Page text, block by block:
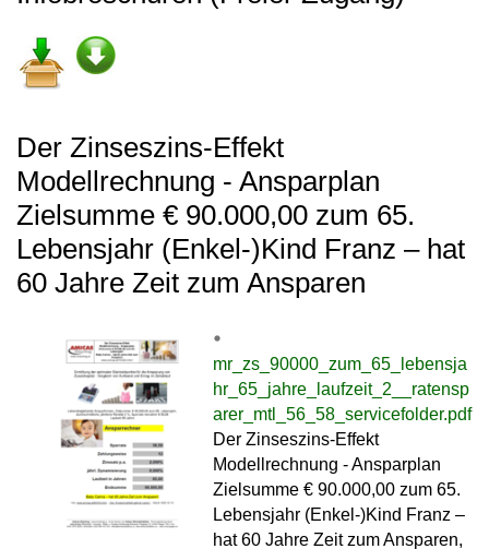
Der Zinseszins-Effekt
Modellrechnung - Ansparplan
Zielsumme € 90.000,00 zum 65.
Lebensjahr (Enkel-)Kind Franz – hat
60 Jahre Zeit zum Ansparen
mr_zs_90000_zum_65_lebensja
hr_65_jahre_laufzeit_2__ratensp
arer_mtl_56_58_servicefolder.pdf
Der Zinseszins-Effekt
Modellrechnung - Ansparplan
Zielsumme € 90.000,00 zum 65.
Lebensjahr (Enkel-)Kind Franz –
hat 60 Jahre Zeit zum Ansparen,